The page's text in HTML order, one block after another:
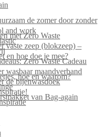
de zomer door zonder
and work
met Zero Waste
vaste zeep (blokzeep) –
en hoe doe je mee?
Zero Waste Cadeau
wasbaar maandverband
hoe en waarom?
de bijenwasdoek
van Bag-again